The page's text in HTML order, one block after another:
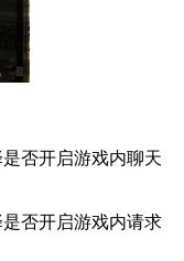
否开启游戏内聊天
否开启游戏内请求